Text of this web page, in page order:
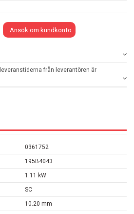
Ansök om kundkonto
från leverantören är
0361752
195B4043
1.11 kW
SC
10.20 mm